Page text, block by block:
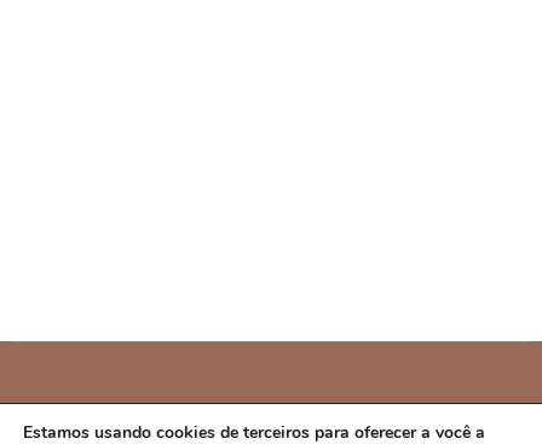
PREFEITURA MUNICIPAL DE CAMPO ALEGRE
Estamos usando cookies de terceiros para oferecer a você a